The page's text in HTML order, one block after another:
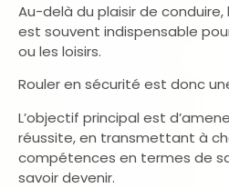
Au-delà du plaisir de conduire,
est souvent indispensable
ou les loisirs.
Rouler en sécurité est donc
L’objectif principal est
réussite, en transmettant à
compétences en termes de
savoir devenir.